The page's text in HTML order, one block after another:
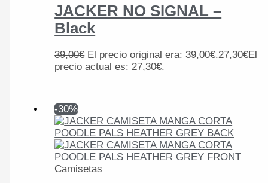
JACKER NO SIGNAL –
Black
39,00€ El precio original era: 39,00€.27,30€El
precio actual es: 27,30€.
-30%
Camisetas